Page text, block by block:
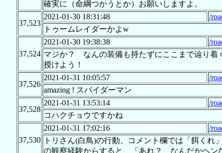
確実に（命綱つかうとか）お願いしますよ。
37,523
2021-01-30 18:31:48
/
トゥームレイダーかよw
37,524
2021-01-30 19:38:38
/
マジか？ なんの装備も持たずにここまで辿り着
授けよう！
37,526
2021-01-31 10:05:57
/
amazing ! スパイダーマン
37,528
2021-01-31 13:53:14
/
コハクチョウですかね
37,530
2021-01-31 17:02:16
/
トリさん(白鳥)の行動、コメント欄では「餌く
の観察経験からすると、「あれ？ なんだかヘン